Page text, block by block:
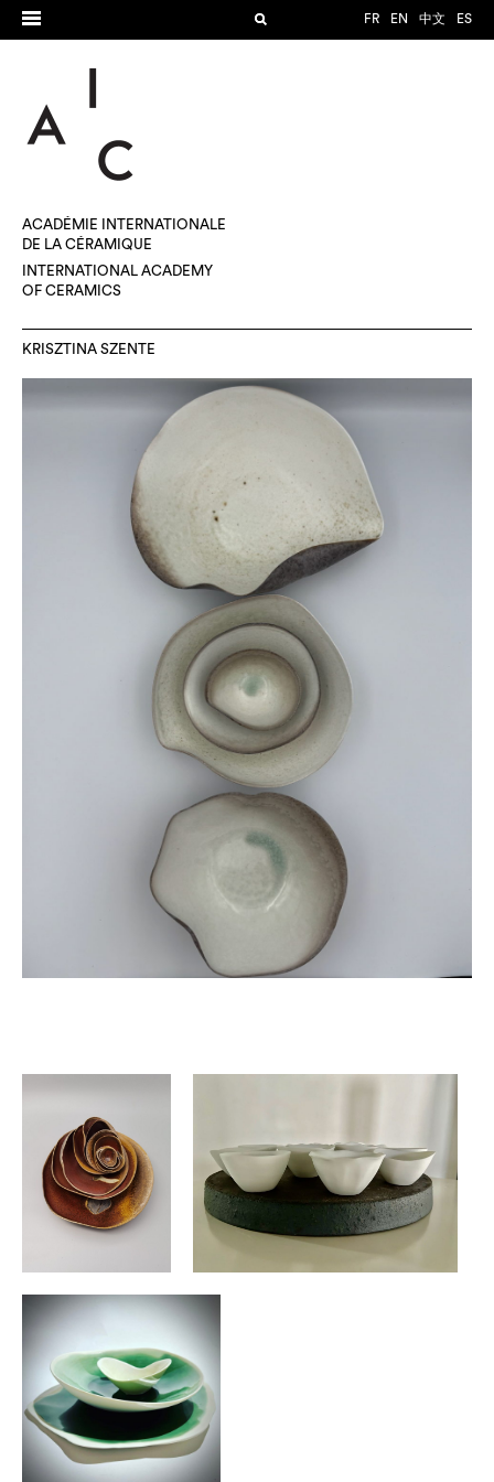
FR EN 中文 ES
ACADÉMIE INTERNATIONALE
DE LA CÉRAMIQUE
INTERNATIONAL ACADEMY
OF CERAMICS
KRISZTINA SZENTE